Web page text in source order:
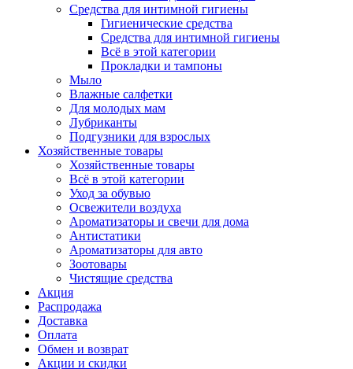
Средства для интимной гигиены
Гигиенические средства
Средства для интимной гигиены
Всё в этой категории
Прокладки и тампоны
Мыло
Влажные салфетки
Для молодых мам
Лубриканты
Подгузники для взрослых
Хозяйственные товары
Хозяйственные товары
Всё в этой категории
Уход за обувью
Освежители воздуха
Ароматизаторы и свечи для дома
Антистатики
Ароматизаторы для авто
Зоотовары
Чистящие средства
Акция
Распродажа
Доставка
Оплата
Обмен и возврат
Акции и скидки